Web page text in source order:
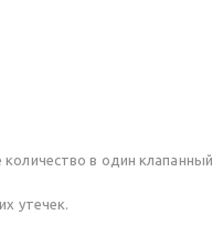
в один
утечек.